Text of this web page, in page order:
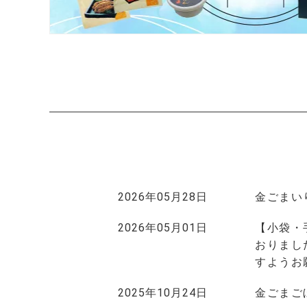
2026年05月28日 金ごまい
2026年05月01日
【小袋
おりまし
すようお
2025年10月24日 金ごまご